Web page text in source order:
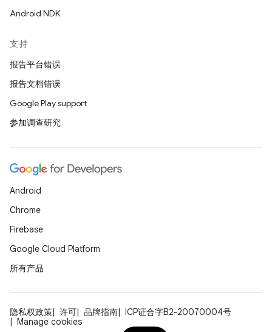
Android NDK
支持
报告平台错误
报告文档错误
Google Play support
参加调查研究
Android
Chrome
Firebase
Google Cloud Platform
所有产品
隐私权政策 许可 品牌指南
ICP证合字B2-20070004号
Manage cookies